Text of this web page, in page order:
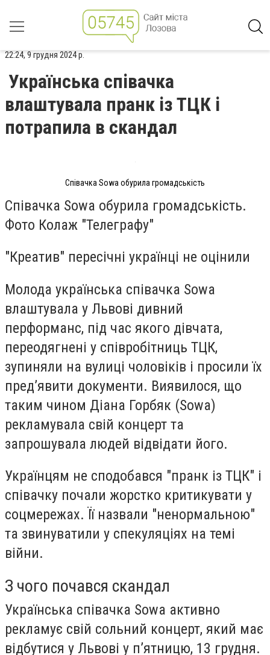
22:24, 9 грудня 2024 р.
Українська співачка
влаштувала пранк із ТЦК і
потрапила в скандал
Співачка Sowa обурила громадськість
Співачка Sowa обурила громадськість.
Фото Колаж "Телеграфу"
"Креатив" пересічні українці не оцінили
Молода українська співачка Sowa
влаштувала у Львові дивний
перформанс, під час якого дівчата,
переодягнені у співробітниць ТЦК,
зупиняли на вулиці чоловіків і просили їх
пред’явити документи. Виявилося, що
таким чином Діана Горбяк (Sowa)
рекламувала свій концерт та
запрошувала людей відвідати його.
Українцям не сподобався "пранк із ТЦК" і
співачку почали жорстко критикувати у
соцмережах. Її назвали "ненормальною"
та звинуватили у спекуляціях на темі
війни.
З чого почався скандал
Українська співачка Sowa активно
рекламує свій сольний концерт, який має
відбутися у Львові у п’ятницю, 13 грудня.